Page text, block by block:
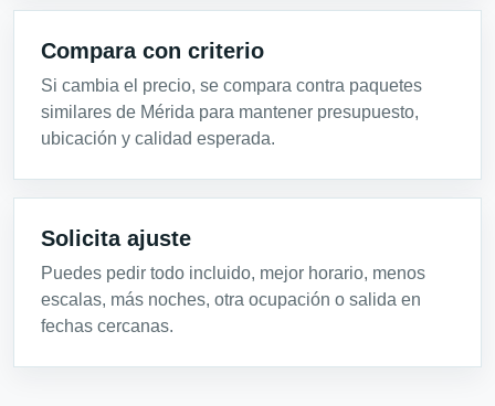
Compara con criterio
Si cambia el precio, se compara contra paquetes
similares de Mérida para mantener presupuesto,
ubicación y calidad esperada.
Solicita ajuste
Puedes pedir todo incluido, mejor horario, menos
escalas, más noches, otra ocupación o salida en
fechas cercanas.